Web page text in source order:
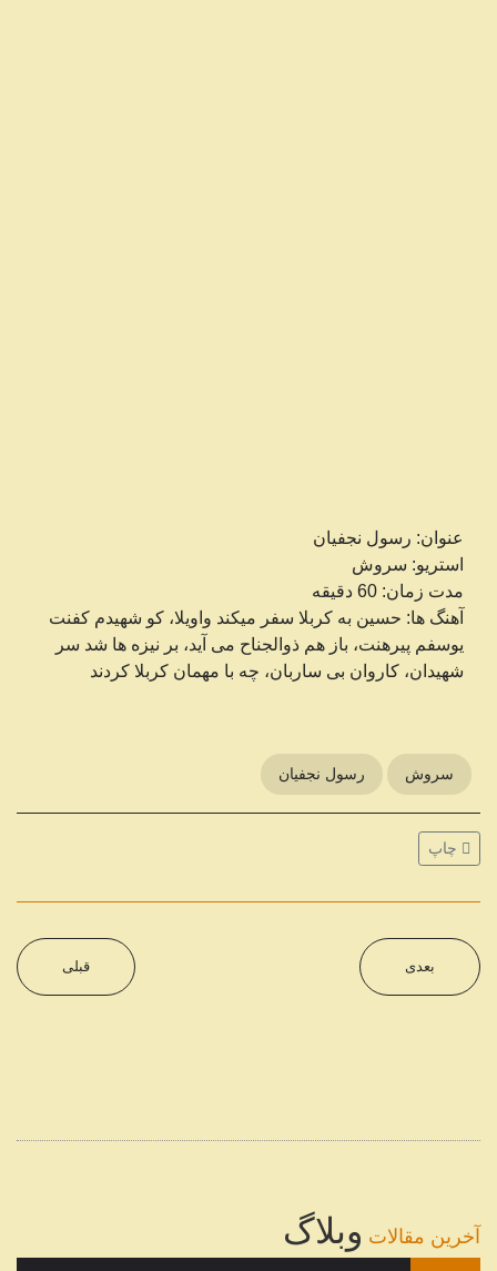
عنوان: رسول نجفیان
استریو: سروش
مدت زمان: 60 دقیقه
آهنگ ها: حسین به کربلا سفر میکند واویلا، کو شهیدم کفنت
یوسفم پیرهنت، باز هم ذوالجناح می آید، بر نیزه ها شد سر
شهیدان، کاروان بی ساربان، چه با مهمان کربلا کردند
سروش رسول نجفیان
چاپ
قبلی بعدی
آخرین مقالات وبلاگ